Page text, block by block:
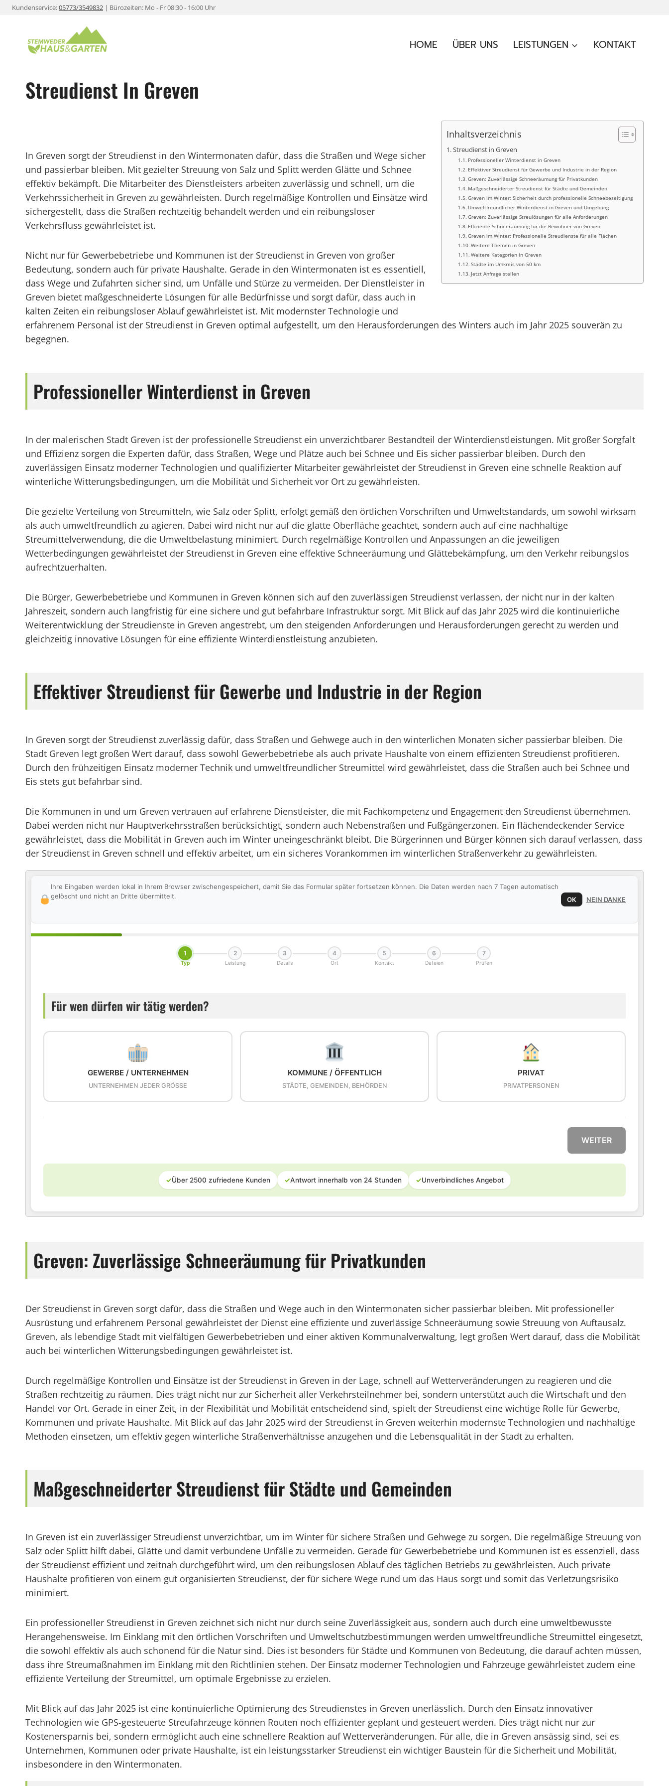
ZumKundenservice:05773/3549832 | Bürozeiten: Mo - Fr 08:30 - 16:00 Uhr
HOME ÜBER UNS LEISTUNGEN KONTAKT
Streudienst In Greven
Inhaltsverzeichnis
Streudienst in Greven
Professioneller Winterdienst in Greven
Effektiver Streudienst für Gewerbe und Industrie in der Region
Greven: Zuverlässige Schneeräumung für Privatkunden
Maßgeschneiderter Streudienst für Städte und Gemeinden
Greven im Winter: Sicherheit durch professionelle Schneebeseitigung
Umweltfreundlicher Winterdienst in Greven und Umgebung
Greven: Zuverlässige Streulösungen für alle Anforderungen
Effiziente Schneeräumung für die Bewohner von Greven
Greven im Winter: Professionelle Streudienste für alle Flächen
Weitere Themen in Greven
Weitere Kategorien in Greven
Städte im Umkreis von 50 km
Jetzt Anfrage stellen
In Greven sorgt der Streudienst in den Wintermonaten dafür, dass die Straßen und Wege sicher
und passierbar bleiben. Mit gezielter Streuung von Salz und Splitt werden Glätte und Schnee
effektiv bekämpft. Die Mitarbeiter des Dienstleisters arbeiten zuverlässig und schnell, um die
Verkehrssicherheit in Greven zu gewährleisten. Durch regelmäßige Kontrollen und Einsätze wird
sichergestellt, dass die Straßen rechtzeitig behandelt werden und ein reibungsloser
Verkehrsfluss gewährleistet ist.
Nicht nur für Gewerbebetriebe und Kommunen ist der Streudienst in Greven von großer
Bedeutung, sondern auch für private Haushalte. Gerade in den Wintermonaten ist es essentiell,
dass Wege und Zufahrten sicher sind, um Unfälle und Stürze zu vermeiden. Der Dienstleister in
Greven bietet maßgeschneiderte Lösungen für alle Bedürfnisse und sorgt dafür, dass auch in
kalten Zeiten ein reibungsloser Ablauf gewährleistet ist. Mit modernster Technologie und
erfahrenem Personal ist der Streudienst in Greven optimal aufgestellt, um den Herausforderungen des Winters auch im Jahr 2025 souverän zu
begegnen.
Professioneller Winterdienst in Greven
In der malerischen Stadt Greven ist der professionelle Streudienst ein unverzichtbarer Bestandteil der Winterdienstleistungen. Mit großer Sorgfalt
und Effizienz sorgen die Experten dafür, dass Straßen, Wege und Plätze auch bei Schnee und Eis sicher passierbar bleiben. Durch den
zuverlässigen Einsatz moderner Technologien und qualifizierter Mitarbeiter gewährleistet der Streudienst in Greven eine schnelle Reaktion auf
winterliche Witterungsbedingungen, um die Mobilität und Sicherheit vor Ort zu gewährleisten.
Die gezielte Verteilung von Streumitteln, wie Salz oder Splitt, erfolgt gemäß den örtlichen Vorschriften und Umweltstandards, um sowohl wirksam
als auch umweltfreundlich zu agieren. Dabei wird nicht nur auf die glatte Oberfläche geachtet, sondern auch auf eine nachhaltige
Streumittelverwendung, die die Umweltbelastung minimiert. Durch regelmäßige Kontrollen und Anpassungen an die jeweiligen
Wetterbedingungen gewährleistet der Streudienst in Greven eine effektive Schneeräumung und Glättebekämpfung, um den Verkehr reibungslos
aufrechtzuerhalten.
Die Bürger, Gewerbebetriebe und Kommunen in Greven können sich auf den zuverlässigen Streudienst verlassen, der nicht nur in der kalten
Jahreszeit, sondern auch langfristig für eine sichere und gut befahrbare Infrastruktur sorgt. Mit Blick auf das Jahr 2025 wird die kontinuierliche
Weiterentwicklung der Streudienste in Greven angestrebt, um den steigenden Anforderungen und Herausforderungen gerecht zu werden und
gleichzeitig innovative Lösungen für eine effiziente Winterdienstleistung anzubieten.
Effektiver Streudienst für Gewerbe und Industrie in der Region
In Greven sorgt der Streudienst zuverlässig dafür, dass Straßen und Gehwege auch in den winterlichen Monaten sicher passierbar bleiben. Die
Stadt Greven legt großen Wert darauf, dass sowohl Gewerbebetriebe als auch private Haushalte von einem effizienten Streudienst profitieren.
Durch den frühzeitigen Einsatz moderner Technik und umweltfreundlicher Streumittel wird gewährleistet, dass die Straßen auch bei Schnee und
Eis stets gut befahrbar sind.
Die Kommunen in und um Greven vertrauen auf erfahrene Dienstleister, die mit Fachkompetenz und Engagement den Streudienst übernehmen.
Dabei werden nicht nur Hauptverkehrsstraßen berücksichtigt, sondern auch Nebenstraßen und Fußgängerzonen. Ein flächendeckender Service
gewährleistet, dass die Mobilität in Greven auch im Winter uneingeschränkt bleibt. Die Bürgerinnen und Bürger können sich darauf verlassen, dass
der Streudienst in Greven schnell und effektiv arbeitet, um ein sicheres Vorankommen im winterlichen Straßenverkehr zu gewährleisten.
Ihre Eingaben werden lokal in Ihrem Browser zwischengespeichert, damit Sie das Formular später fortsetzen können. Die Daten werden nach 7 Tagen automatisch
gelöscht und nicht an Dritte übermittelt.
OK NEIN DANKE
1
Typ
2
Leistung
3
Details
4
Ort
5
Kontakt
6
Dateien
7
Prüfen
Für wen dürfen wir tätig werden?
GEWERBE / UNTERNEHMEN
UNTERNEHMEN JEDER GRÖSSE
KOMMUNE / ÖFFENTLICH
STÄDTE, GEMEINDEN, BEHÖRDEN
PRIVAT
PRIVATPERSONEN
WEITER
✓Über 2500 zufriedene Kunden ✓Antwort innerhalb von 24 Stunden ✓Unverbindliches Angebot
Greven: Zuverlässige Schneeräumung für Privatkunden
Der Streudienst in Greven sorgt dafür, dass die Straßen und Wege auch in den Wintermonaten sicher passierbar bleiben. Mit professioneller
Ausrüstung und erfahrenem Personal gewährleistet der Dienst eine effiziente und zuverlässige Schneeräumung sowie Streuung von Auftausalz.
Greven, als lebendige Stadt mit vielfältigen Gewerbebetrieben und einer aktiven Kommunalverwaltung, legt großen Wert darauf, dass die Mobilität
auch bei winterlichen Witterungsbedingungen gewährleistet ist.
Durch regelmäßige Kontrollen und Einsätze ist der Streudienst in Greven in der Lage, schnell auf Wetterveränderungen zu reagieren und die
Straßen rechtzeitig zu räumen. Dies trägt nicht nur zur Sicherheit aller Verkehrsteilnehmer bei, sondern unterstützt auch die Wirtschaft und den
Handel vor Ort. Gerade in einer Zeit, in der Flexibilität und Mobilität entscheidend sind, spielt der Streudienst eine wichtige Rolle für Gewerbe,
Kommunen und private Haushalte. Mit Blick auf das Jahr 2025 wird der Streudienst in Greven weiterhin modernste Technologien und nachhaltige
Methoden einsetzen, um effektiv gegen winterliche Straßenverhältnisse anzugehen und die Lebensqualität in der Stadt zu erhalten.
Maßgeschneiderter Streudienst für Städte und Gemeinden
In Greven ist ein zuverlässiger Streudienst unverzichtbar, um im Winter für sichere Straßen und Gehwege zu sorgen. Die regelmäßige Streuung von
Salz oder Splitt hilft dabei, Glätte und damit verbundene Unfälle zu vermeiden. Gerade für Gewerbebetriebe und Kommunen ist es essenziell, dass
der Streudienst effizient und zeitnah durchgeführt wird, um den reibungslosen Ablauf des täglichen Betriebs zu gewährleisten. Auch private
Haushalte profitieren von einem gut organisierten Streudienst, der für sichere Wege rund um das Haus sorgt und somit das Verletzungsrisiko
minimiert.
Ein professioneller Streudienst in Greven zeichnet sich nicht nur durch seine Zuverlässigkeit aus, sondern auch durch eine umweltbewusste
Herangehensweise. Im Einklang mit den örtlichen Vorschriften und Umweltschutzbestimmungen werden umweltfreundliche Streumittel eingesetzt,
die sowohl effektiv als auch schonend für die Natur sind. Dies ist besonders für Städte und Kommunen von Bedeutung, die darauf achten müssen,
dass ihre Streumaßnahmen im Einklang mit den Richtlinien stehen. Der Einsatz moderner Technologien und Fahrzeuge gewährleistet zudem eine
effiziente Verteilung der Streumittel, um optimale Ergebnisse zu erzielen.
Mit Blick auf das Jahr 2025 ist eine kontinuierliche Optimierung des Streudienstes in Greven unerlässlich. Durch den Einsatz innovativer
Technologien wie GPS-gesteuerte Streufahrzeuge können Routen noch effizienter geplant und gesteuert werden. Dies trägt nicht nur zur
Kostenersparnis bei, sondern ermöglicht auch eine schnellere Reaktion auf Wetterveränderungen. Für alle, die in Greven ansässig sind, sei es
Unternehmen, Kommunen oder private Haushalte, ist ein leistungsstarker Streudienst ein wichtiger Baustein für die Sicherheit und Mobilität,
insbesondere in den Wintermonaten.